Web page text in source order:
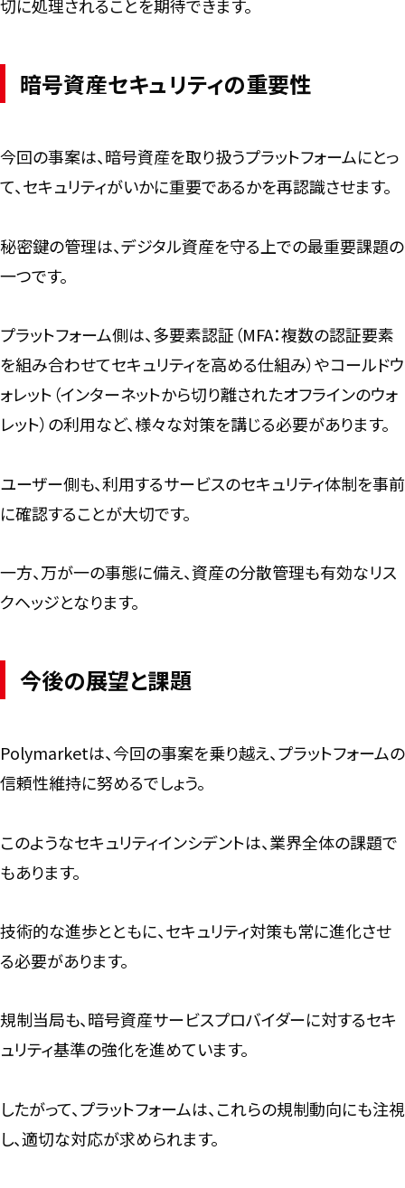
切に処理されることを期待できます。
暗号資産セキュリティの重要性
今回の事案は、暗号資産を取り扱うプラットフォームにとっ
て、セキュリティがいかに重要であるかを再認識させます。
秘密鍵の管理は、デジタル資産を守る上での最重要課題の
一つです。
プラットフォーム側は、多要素認証（MFA：複数の認証要素
を組み合わせてセキュリティを高める仕組み）やコールドウ
ォレット（インターネットから切り離されたオフラインのウォ
レット）の利用など、様々な対策を講じる必要があります。
ユーザー側も、利用するサービスのセキュリティ体制を事前
に確認することが大切です。
一方、万が一の事態に備え、資産の分散管理も有効なリス
クヘッジとなります。
今後の展望と課題
Polymarketは、今回の事案を乗り越え、プラットフォームの
信頼性維持に努めるでしょう。
このようなセキュリティインシデントは、業界全体の課題で
もあります。
技術的な進歩とともに、セキュリティ対策も常に進化させ
る必要があります。
規制当局も、暗号資産サービスプロバイダーに対するセキ
ュリティ基準の強化を進めています。
したがって、プラットフォームは、これらの規制動向にも注視
し、適切な対応が求められます。